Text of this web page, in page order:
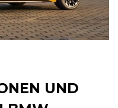
UND